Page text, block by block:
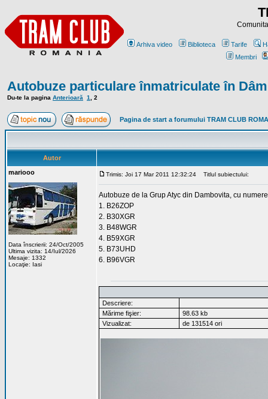
Arhiva video Biblioteca Tarife
Membri
Autobuze particulare înmatriculate în
Du-te la pagina Anterioară 1 2
Pagina de start a forumului TRAM CLUB
Autor
mariooo
Data înscrierii: 24/Oct/2005
Ultima vizita: 14/Iul/2026
Mesaje: 1332
Locaţie: Iasi
Trimis: Joi 17 Mar 2011 12:32:24 Titlul subiectului:
Autobuze de la Grup Atyc din Dambovita, cu
1. B26ZOP
2. B30XGR
3. B48WGR
4. B59XGR
5. B73UHD
6. B96VGR
Descriere:
Mărime fişier:
98.63 kb
Vizualizat:
de 131514 ori